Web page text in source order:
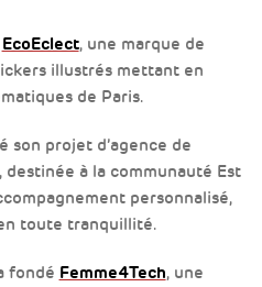
EcoEclect, une marque de
illustrés mettant en
de Paris.
son projet d’agence de
, destinée à la communauté Est
personnalisé,
toute tranquillité.
fondé Femme4Tech, une